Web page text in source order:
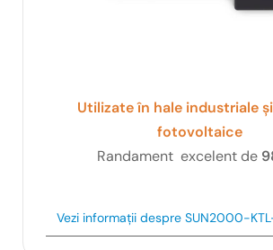
Utilizate în hale industriale
fotovoltaice
Randament excelent de
Vezi informații despre SUN2000-